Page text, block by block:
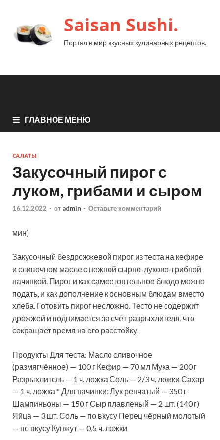
Saisan Sushi.
Портал в мир вкусных кулинарных рецептов.
ГЛАВНОЕ МЕНЮ
САЛАТЫ
Закусочный пирог с
луком, грибами и сыром
16.12.2022 - от admin - Оставьте комментарий
мин)
Закусочный бездрожжевой пирог из теста на кефире
и сливочном масле с нежной сырно-луково-грибной
начинкой. Пирог и как самостоятельное блюдо можно
подать, и как дополнение к основным блюдам вместо
хлеба. Готовить пирог несложно. Тесто не содержит
дрожжей и поднимается за счёт разрыхлителя, что
сокращает время на его расстойку.
Продукты Для теста: Масло сливочное
(размягчённое) — 100 г Кефир — 70 мл Мука — 200 г
Разрыхлитель — 1 ч. ложка Соль — 2/3 ч. ложки Сахар
— 1 ч. ложка * Для начинки: Лук репчатый — 350 г
Шампиньоны — 150 г Сыр плавленый — 2 шт. (140 г)
Яйца — 3 шт. Соль — по вкусу Перец чёрный молотый
— по вкусу Кунжут — 0,5 ч. ложки